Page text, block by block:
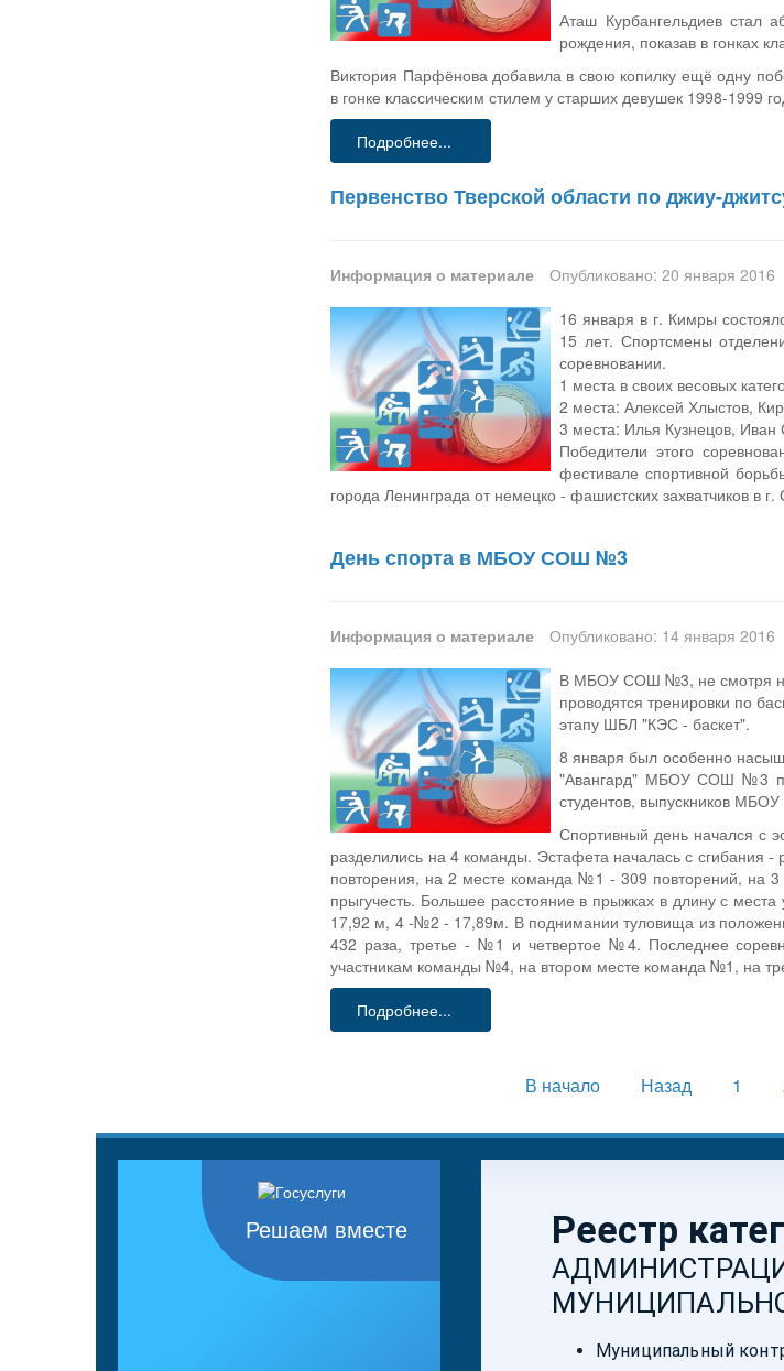
Аташ Курбангельдиев стал
рождения, показав в гонках
Виктория Парфёнова добавила в свою копилку ещё одну
в гонке классическим стилем у старших девушек 1998-1999
Подробнее...
Первенство Тверской области по джиу-
Информация о материале
Опубликовано: 20 января 2016
16 января в г. Кимры
15 лет. Спортсмены
соревновании.
1 места в своих весовых
2 места: Алексей Хлыстов,
3 места: Илья Кузнецов, Иван
Победители этого
фестивале спортивной
города Ленинграда от немецко - фашистских захватчиков в г.
День спорта в МБОУ СОШ №3
Информация о материале
Опубликовано: 14 января 2016
В МБОУ СОШ №3, не смотря на
проводятся тренировки по
этапу ШБЛ "КЭС - баскет".
8 января был особенно
"Авангард" МБОУ СОШ №3
студентов, выпускников
Спортивный день начался
разделились на 4 команды. Эстафета началась с
повторения, на 2 месте команда №1 - 309 повторений,
прыгучесть. Большее расстояние в прыжках в длину с
17,92 м, 4 -№2 - 17,89м. В поднимании туловища из
432 раза, третье - №1 и четвертое №4. Последнее
участникам команды №4, на втором месте команда №1, на
Подробнее...
В начало Назад 1
Решаем вместе